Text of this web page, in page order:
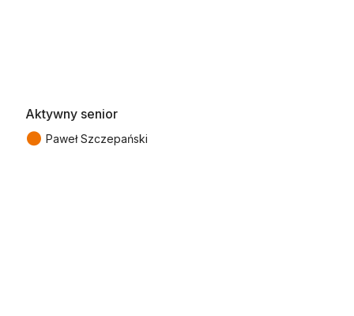
Aktywny senior
● Paweł Szczepański